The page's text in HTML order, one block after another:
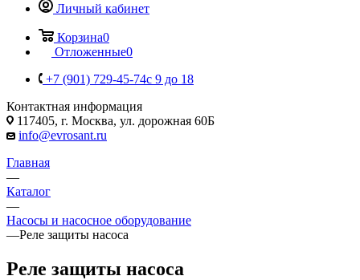
Личный кабинет
Корзина0
Отложенные0
+7 (901) 729-45-74c 9 до 18
Контактная информация
117405, г. Москва, ул. дорожная 60Б
info@evrosant.ru
Главная
—
Каталог
—
Насосы и насосное оборудование
—Реле защиты насоса
Реле защиты насоса